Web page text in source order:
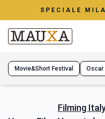
SPECIALE
Movie&Short Festival Oscar
Filming